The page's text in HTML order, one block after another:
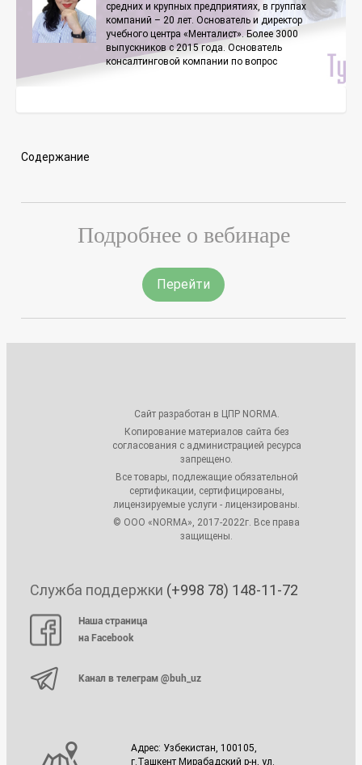
средних и крупных предприятиях, в группах
компаний – 20 лет. Основатель и директор
учебного центра «Менталист». Более 3000
выпускников с 2015 года. Основатель
консалтинговой компании по вопрос
Содержание
Подробнее о вебинаре
Перейти
Сайт разработан в ЦПР NORMA.
Копирование материалов сайта без
согласования с администрацией ресурса
запрещено.
Все товары, подлежащие обязательной
сертификации, сертифицированы,
лицензируемые услуги - лицензированы.
© ООО «NORMA», 2017-2022г. Все права
защищены.
Служба поддержки (+998 78) 148-11-72
Наша страница
на Facebook
Канал в телеграм @buh_uz
Адрес: Узбекистан, 100105,
г.Ташкент Мирабадский р-н, ул.